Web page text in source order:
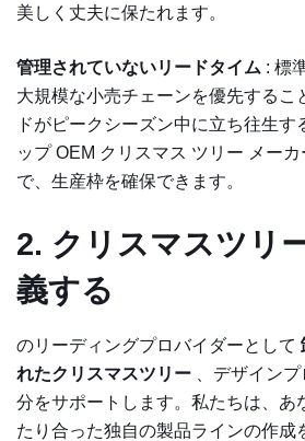
美しく丈夫に保たれます。
管理されていないリードタイム : 標
大規模な小売チェーンを優先するこ
ドがピークシーズン中に立ち往生す
ップ OEM クリスマス ツリー メー
で、生産枠を確保できます。
2. クリスマスツリ
義する
のリーディングプロバイダーとして
れたクリスマスツリー
、デザイン
分をサポートします。私たちは、あ
たり合った独自の製品ラインの作成